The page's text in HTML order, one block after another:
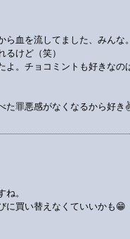
ら血を流してました、みんな
けど（笑）
よ。チョコミントも好きなの
た罪悪感がなくなるから好き
。
に買い替えなくていいかも😁